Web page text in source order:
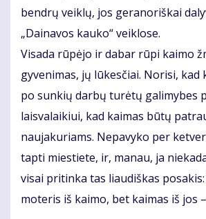
bendrų veiklų, jos geranoriškai
„Dainavos kauko“ veiklose.
Visada rūpėjo ir dabar rūpi kaimo
gyvenimas, jų lūkesčiai. Norisi, kad
po sunkių darbų turėtų galimybes
laisvalaikiui, kad kaimas būtų
naujakuriams. Nepavyko per
tapti miestiete, ir, manau, ja
visai pritinka tas liaudiškas
moteris iš kaimo, bet kaimas iš jos